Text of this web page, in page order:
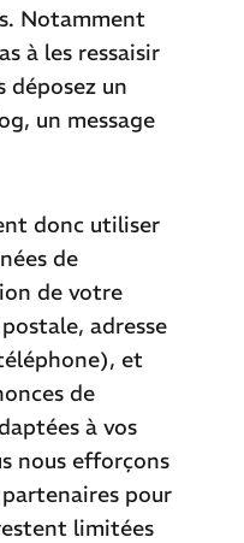
Notamment
à les ressaisir
déposez un
un message
donc utiliser
de
de votre
adresse
et
de
à vos
nous efforçons
pour
limitées